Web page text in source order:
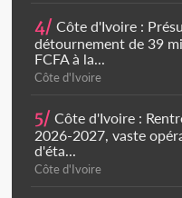
4/ Côte d'Ivoire :
détournement de 39
FCFA à la...
Côte d'Ivoire
5/ Côte d'Ivoire :
2026-2027, vaste
d'éta...
Côte d'Ivoire